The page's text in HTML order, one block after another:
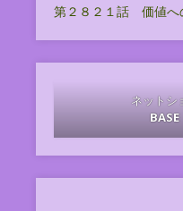
第２８２１話 価値へ
ネットシ
BASE